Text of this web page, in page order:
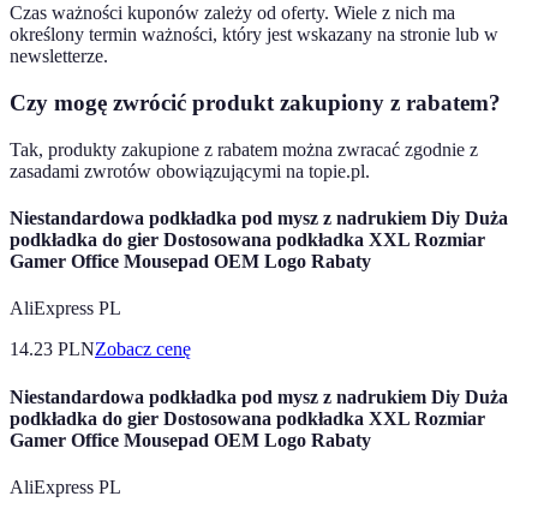
Czas ważności kuponów zależy od oferty. Wiele z nich ma
określony termin ważności, który jest wskazany na stronie lub w
newsletterze.
Czy mogę zwrócić produkt zakupiony z rabatem?
Tak, produkty zakupione z rabatem można zwracać zgodnie z
zasadami zwrotów obowiązującymi na topie.pl.
Niestandardowa podkładka pod mysz z nadrukiem Diy Duża
podkładka do gier Dostosowana podkładka XXL Rozmiar
Gamer Office Mousepad OEM Logo Rabaty
AliExpress PL
14.23 PLNZobacz cenę
Niestandardowa podkładka pod mysz z nadrukiem Diy Duża
podkładka do gier Dostosowana podkładka XXL Rozmiar
Gamer Office Mousepad OEM Logo Rabaty
AliExpress PL